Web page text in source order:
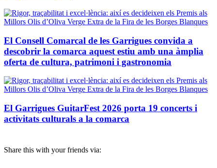
El Consell Comarcal de les Garrigues convida a
descobrir la comarca aquest estiu amb una àmplia
oferta de cultura, patrimoni i gastronomia
El Garrigues GuitarFest 2026 porta 19 concerts i
activitats culturals a la comarca
Share this with your friends via: